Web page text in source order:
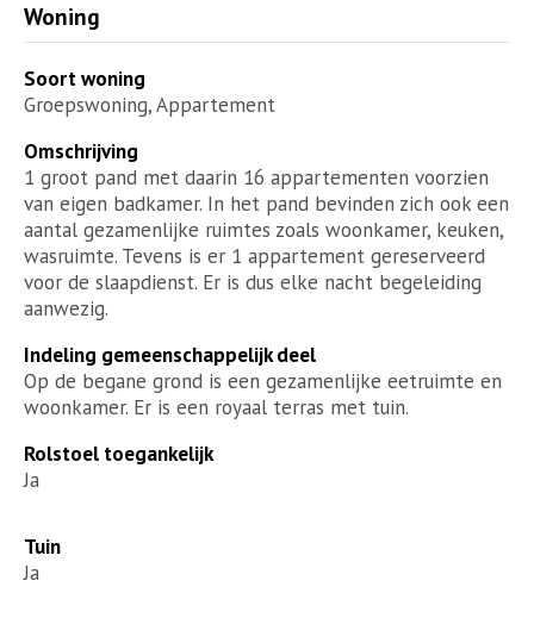
Woning
Soort woning
Groepswoning, Appartement
Omschrijving
1 groot pand met daarin 16 appartementen voorzien
van eigen badkamer. In het pand bevinden zich ook een
aantal gezamenlijke ruimtes zoals woonkamer, keuken,
wasruimte. Tevens is er 1 appartement gereserveerd
voor de slaapdienst. Er is dus elke nacht begeleiding
aanwezig.
Indeling gemeenschappelijk deel
Op de begane grond is een gezamenlijke eetruimte en
woonkamer. Er is een royaal terras met tuin.
Rolstoel toegankelijk
Ja
Tuin
Ja